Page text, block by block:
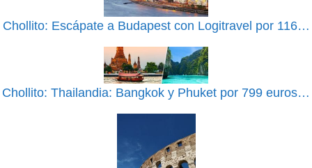
Chollito: Escápate a Budapest con Logitravel por 116…
Chollito: Thailandia: Bangkok y Phuket por 799 euros…